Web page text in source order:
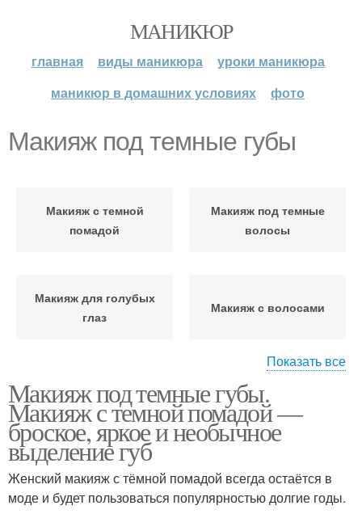
МАНИКЮР
главная виды маникюра
уроки маникюра
маникюр в домашних условиях
фото
Макияж под темные губы
Макияж с темной
помадой
Макияж под темные
волосы
Макияж для голубых
глаз
Макияж с волосами
волос
Макияж для карих глаз
Темные волосы
Макияж под темные
брови
Показать все
Макияж под темные губы.
Макияж с темной помадой —
броское, яркое и необычное
выделение губ
Женский макияж с тёмной помадой всегда остаётся в
моде и будет пользоваться популярностью долгие годы.